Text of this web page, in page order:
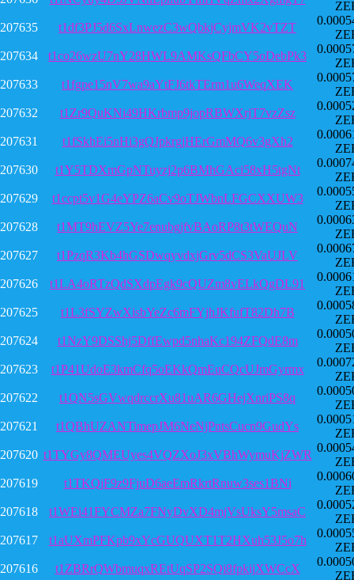
207635
t1df3PJ5d6SxLnwezC3wQbkjCyjmVK2vTZT
207634
t1co26wzU7nY28HWL9AMKsQFbCY5oDebPk3
207633
t1fgpe15nV7wa9aYtFJ6tkTErm1u6WeqXEK
207632
t1Zr9QuKNi49HKrbmp9jopRBWXrjT7vzZsz
207631
t1fSkhEi5nHi3gQJpkrgjHErGmMQ6v3gXh2
207630
t1Y5TDXmGpNTuyzj2p6BMhGAci58xH5tgNt
207629
t1ccpt5v1G4eYPZ6aCv9oTJWbnLFGCXXUW3
207628
t1MT9hEVZ5Ye7enubgjfvBAoRP8t3tWEQuN
207627
t1PzqR3Kb4hGSDwqyvdxjGrv5dCS3VaUJLV
207626
t1LA4oRTzQdSXdpEgk9cQUZm8vELkQgDL91
207625
t1L3fSYZwXisbYeZc6mFYjhJKfufT82Dh7B
207624
t1NzY9DSShj5DffEwpd5nhaKc194ZFQdE8m
207623
t1P41UdoE3kmCfq5oEKkQmEuCQcUJmGyrmx
207622
t1QN5sGVwqdrccrXu81uAR6GHejXnriPS8q
207621
t1QBhUZANTimepJM6NeNjPntsCucn9GudYs
207620 t1TYGy8QMEUyes4VQZXoJ3xVBhWymuKjZWR
207619
t1TKQjF9z9FjuD6aeEmRkrtRnuw3ses1BNi
207618
t1WEi41FYCMZa7FNyDvXD4mjVsUksY5msaC
207617
t1aUXmPFKpb9xYcGUQUXT1T2HXuh53J5o7h
207616
t1ZBRrQWbmuqxREtUqSP2SQi8fpkijXWCcX